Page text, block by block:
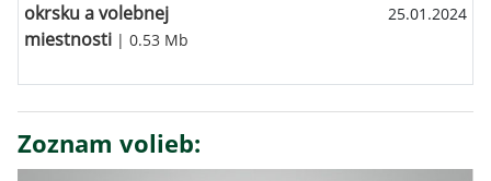
okrsku a volebnej
miestnosti | 0.53 Mb
25.01.2024
Zoznam volieb: